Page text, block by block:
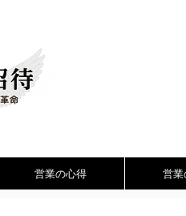
営業の心得 営業